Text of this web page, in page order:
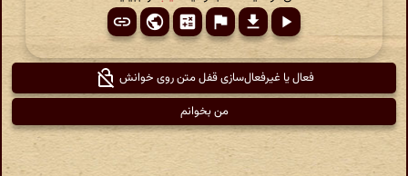
فعال یا غیرفعال‌سازی قفل متن روی خوانش
من بخوانم